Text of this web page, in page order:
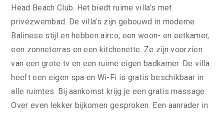
Head Beach Club. Het biedt ruime villa’s met
privézwembad. De villa’s zijn gebouwd in moderne
Balinese stijl en hebben airco, een woon- en eetkamer,
een zonneterras en een kitchenette. Ze zijn voorzien
van een grote tv en een ruime eigen badkamer. De villa
heeft een eigen spa en Wi-Fi is gratis beschikbaar in
alle ruimtes. Bij aankomst krijg je een gratis massage.
Over even lekker bijkomen gesproken. Een aanrader in